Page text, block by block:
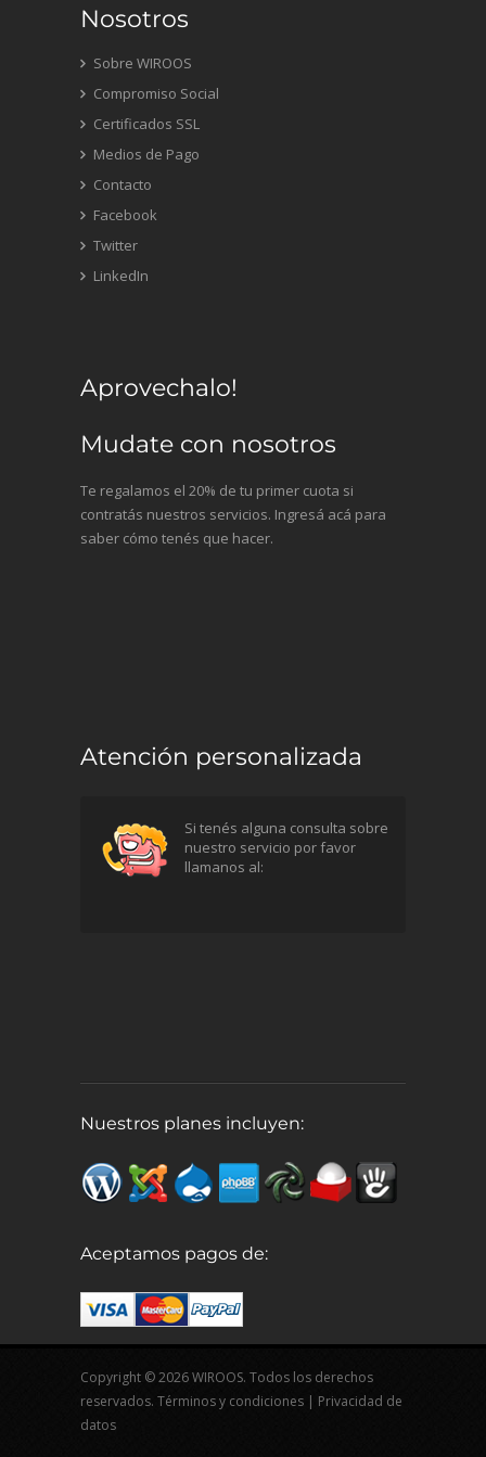
Nosotros
Sobre WIROOS
Compromiso Social
Certificados SSL
Medios de Pago
Contacto
Facebook
Twitter
LinkedIn
Aprovechalo!
Mudate con nosotros
Te regalamos el 20% de tu primer cuota si
contratás nuestros servicios. Ingresá acá para
saber cómo tenés que hacer.
Atención personalizada
Si tenés alguna consulta sobre
nuestro servicio por favor
llamanos al:
Nuestros planes incluyen:
Aceptamos pagos de:
Copyright © 2026 WIROOS. Todos los derechos
reservados. Términos y condiciones | Privacidad de
datos